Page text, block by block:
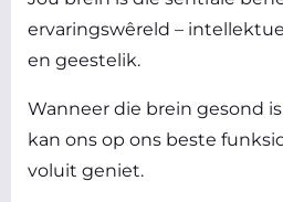
ervaringswêreld –
en geestelik.
Wanneer die brein gesond
kan ons op ons beste
voluit geniet.